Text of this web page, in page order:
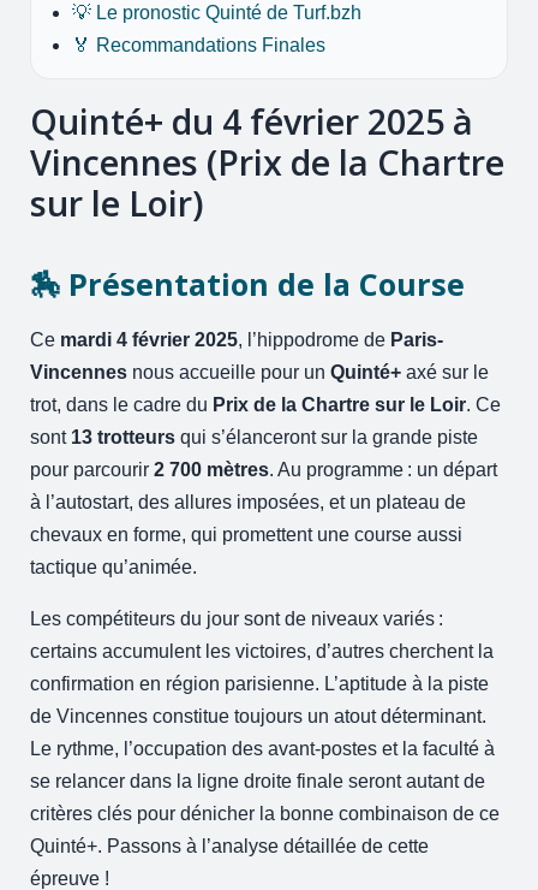
💡 Le pronostic Quinté de Turf.bzh
🏅 Recommandations Finales
Quinté+ du 4 février 2025 à
Vincennes (Prix de la Chartre
sur le Loir)
🏇 Présentation de la Course
Ce mardi 4 février 2025, l’hippodrome de Paris-
Vincennes nous accueille pour unQuinté+ axé sur le
trot, dans le cadre du Prix de la Chartre sur le Loir. Ce
sont 13 trotteurs qui s’élanceront sur la grande piste
pour parcourir2 700 mètres. Au programme : un départ
à l’autostart, des allures imposées, et un plateau de
chevaux en forme, qui promettent une course aussi
tactique qu’animée.
Les compétiteurs du jour sont de niveaux variés :
certains accumulent les victoires, d’autres cherchent la
confirmation en région parisienne. L’aptitude à la piste
de Vincennes constitue toujours un atout déterminant.
Le rythme, l’occupation des avant-postes et la faculté à
se relancer dans la ligne droite finale seront autant de
critères clés pour dénicher la bonne combinaison de ce
Quinté+. Passons à l’analyse détaillée de cette
épreuve !